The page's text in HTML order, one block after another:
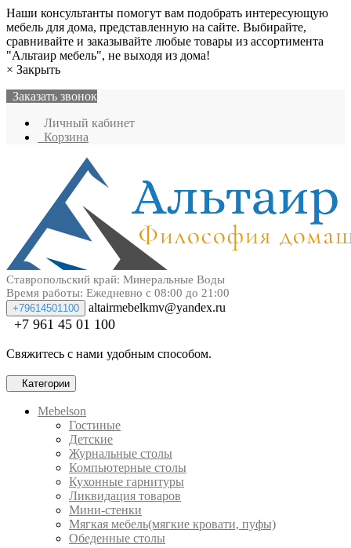
Наши консультанты помогут вам подобрать интересующую
мебель для дома, представленную на сайте. Выбирайте,
сравнивайте и заказывайте любые товары из ассортимента
"Альтаир мебель", не выходя из дома!
× Закрыть
Заказать звонок
Личный кабинет
Корзина
Ставропольский край: Минеральные Воды
Время работы: Ежедневно с 08:00 до 21:00
+79614501100 altairmebelkmv@yandex.ru
+7 961 45 01 100
Свяжитесь с нами удобным способом.
Категории
Mebelson
Гостиные
Детские
Журнальные столы
Компьютерные столы
Кухонные гарнитуры
Ликвидация товаров
Мини-стенки
Мягкая мебель(мягкие кровати, пуфы)
Обеденные столы